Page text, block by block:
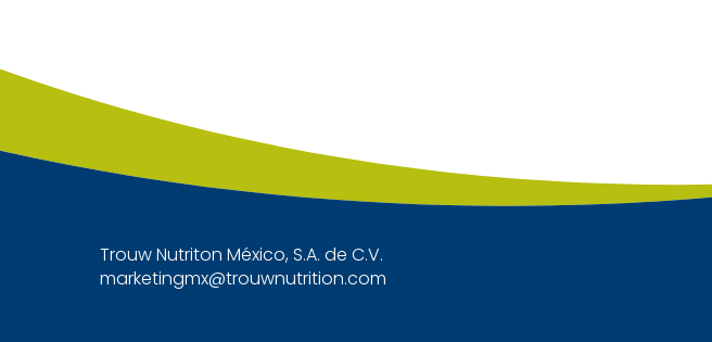
Trouw Nutriton México, S.A. de C.V.
marketingmx@trouwnutrition.com